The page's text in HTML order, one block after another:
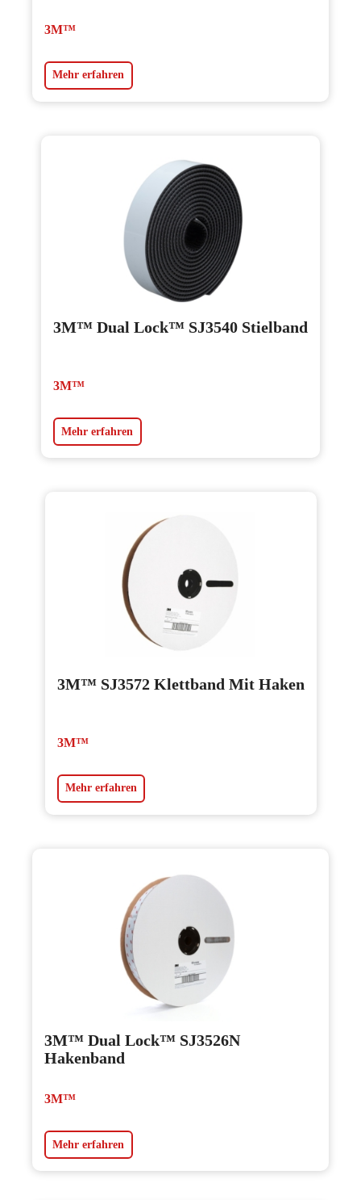
3M™
Mehr erfahren
3M™ Dual Lock™ SJ3540 Stielband
3M™
Mehr erfahren
3M™ SJ3572 Klettband Mit Haken
3M™
Mehr erfahren
3M™ Dual Lock™ SJ3526N
Hakenband
3M™
Mehr erfahren